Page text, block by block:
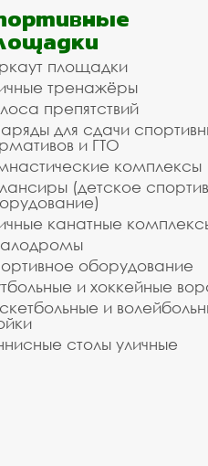
площадки
тренажёры
препятствий
для сдачи
и ГТО
комплексы
(детское
канатные
оборудование
и хоккейные
и
столы уличные